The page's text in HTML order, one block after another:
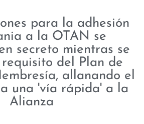
para la adhesión
a la OTAN se
secreto mientras se
del Plan de
allanando el
una 'vía rápida' a la
Alianza